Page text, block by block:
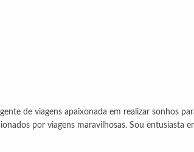
de viagens apaixonada em realizar sonhos
por viagens maravilhosas. Sou entusiasta